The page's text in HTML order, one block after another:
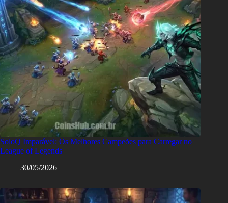
SoloQ Imparável: Os Melhores Campeões para Carregar no
League of Legends
30/05/2026